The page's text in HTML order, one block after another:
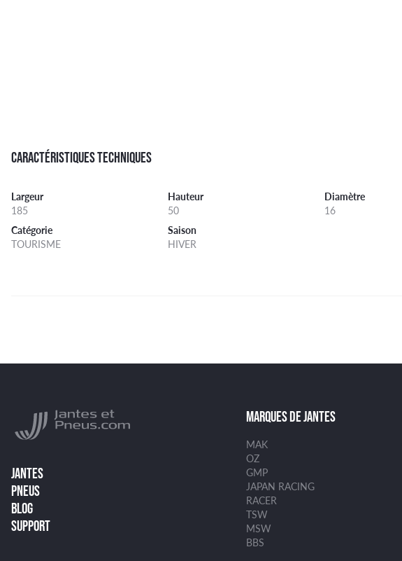
CARACTÉRISTIQUES TECHNIQUES
Largeur
185
Hauteur
50
Diamètre
16
Catégorie
TOURISME
Saison
HIVER
JANTES
PNEUS
BLOG
SUPPORT
MARQUES DE JANTES
MAK
OZ
GMP
JAPAN RACING
RACER
TSW
MSW
BBS